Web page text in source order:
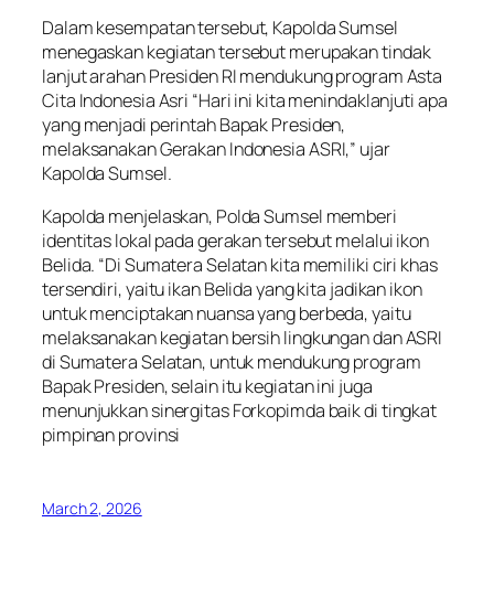
Dalam kesempatan tersebut, Kapolda Sumsel
menegaskan kegiatan tersebut merupakan tindak
lanjut arahan Presiden RI mendukung program Asta
Cita Indonesia Asri “Hari ini kita menindaklanjuti apa
yang menjadi perintah Bapak Presiden,
melaksanakan Gerakan Indonesia ASRI,” ujar
Kapolda Sumsel.
Kapolda menjelaskan, Polda Sumsel memberi
identitas lokal pada gerakan tersebut melalui ikon
Belida. “Di Sumatera Selatan kita memiliki ciri khas
tersendiri, yaitu ikan Belida yang kita jadikan ikon
untuk menciptakan nuansa yang berbeda, yaitu
melaksanakan kegiatan bersih lingkungan dan ASRI
di Sumatera Selatan, untuk mendukung program
Bapak Presiden, selain itu kegiatan ini juga
menunjukkan sinergitas Forkopimda baik di tingkat
pimpinan provinsi
March 2, 2026